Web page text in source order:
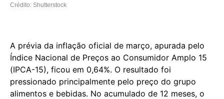
Crédito: Shutterstock
A prévia da inflação oficial de março, apurada pelo
Índice Nacional de Preços ao Consumidor Amplo 15
(IPCA-15), ficou em 0,64%. O resultado foi
pressionado principalmente pelo preço do grupo
alimentos e bebidas. No acumulado de 12 meses, o